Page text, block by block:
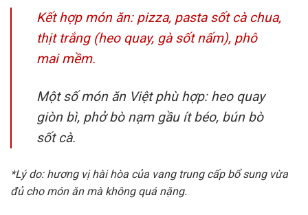
Kết hợp món ăn: pizza, pasta sốt cà chua,
thịt trắng (heo quay, gà sốt nấm), phô
mai mềm.
Một số món ăn Việt phù hợp: heo quay
giòn bì, phở bò nạm gầu ít béo, bún bò
sốt cà.
*Lý do: hương vị hài hòa của vang trung cấp bổ sung vừa
đủ cho món ăn mà không quá nặng.